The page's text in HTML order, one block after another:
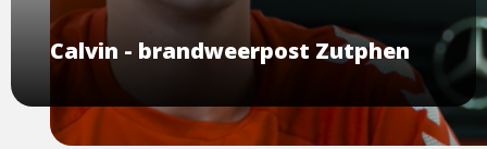
Calvin - brandweerpost Zutphen